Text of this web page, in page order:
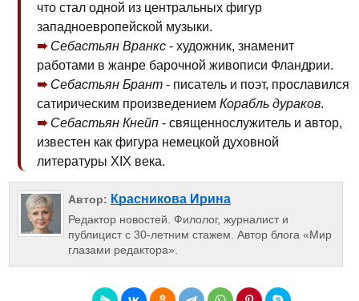
что стал одной из центральных фигур
западноевропейской музыки.
Себастьян Вранкс - художник, знаменит
работами в жанре барочной живописи Фландрии.
Себастьян Брант - писатель и поэт, прославился
сатирическим произведением Корабль дураков.
Себастьян Кнейп - священнослужитель и автор,
известен как фигура немецкой духовной
литературы XIX века.
Автор: Красникова Ирина
Редактор новостей. Филолог, журналист и
публицист с 30-летним стажем. Автор блога «Мир
глазами редактора».